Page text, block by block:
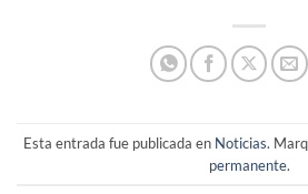
Esta entrada fue publicada en Noticias.
permanente.